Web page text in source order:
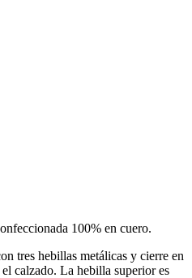
100% en cuero.
tres hebillas metálicas y cierre en
calzado. La hebilla superior es